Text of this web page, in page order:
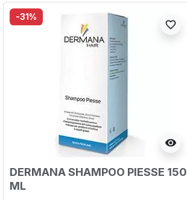
-31%
visibility
favorite_border
DERMANA SHAMPOO PIESSE 150
ML